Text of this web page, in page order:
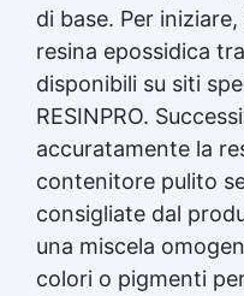
di base. Per
resina epossidica
disponibili su siti
RESINPRO.
accuratamente la
contenitore pulito
consigliate dal
una miscela
colori o pigmenti